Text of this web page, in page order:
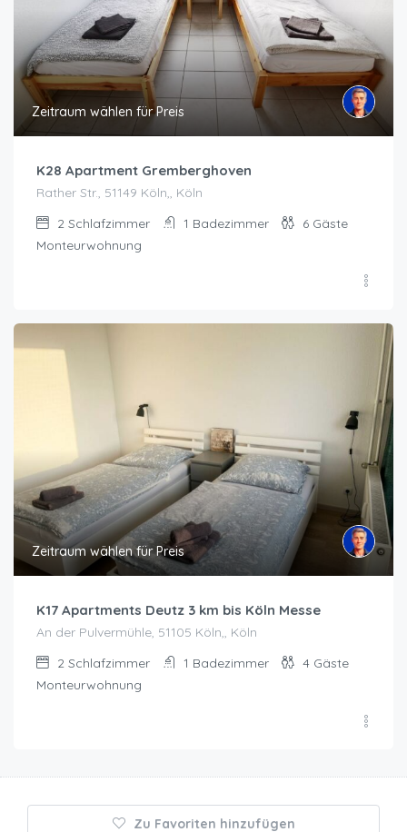
Zeitraum wählen für Preis
K28 Apartment Gremberghoven
Rather Str., 51149 Köln,, Köln
2 Schlafzimmer 1 Badezimmer 6 Gäste
Monteurwohnung
Zeitraum wählen für Preis
K17 Apartments Deutz 3 km bis Köln Messe
An der Pulvermühle, 51105 Köln,, Köln
2 Schlafzimmer 1 Badezimmer 4 Gäste
Monteurwohnung
Zu Favoriten hinzufügen